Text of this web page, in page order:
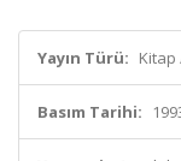
Yayın Türü: Kitap
Basım Tarihi: